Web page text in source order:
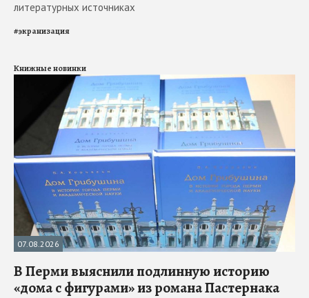
литературных источниках
#экранизация
Книжные новинки
07.08.2026
В Перми выяснили подлинную историю
«дома с фигурами» из романа Пастернака